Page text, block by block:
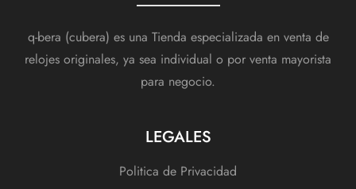
q-bera (cubera) es una Tienda especializada en venta de
relojes originales, ya sea individual o por venta mayorista
para negocio.
LEGALES
Politica de Privacidad